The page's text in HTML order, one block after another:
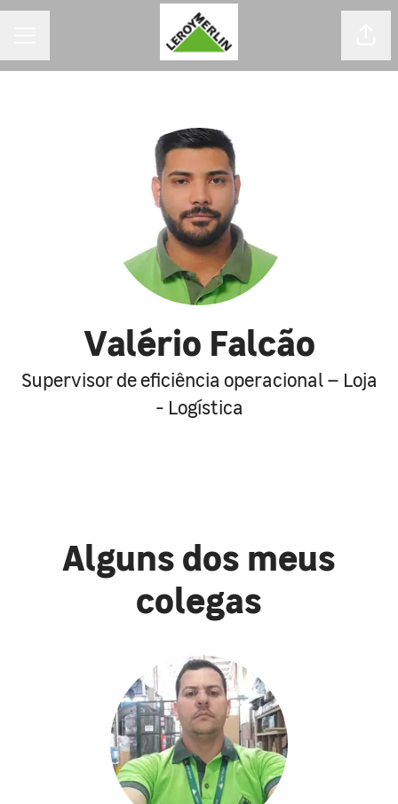
Valério Falcão
Supervisor de eficiência operacional – Loja
- Logística
Alguns dos meus
colegas